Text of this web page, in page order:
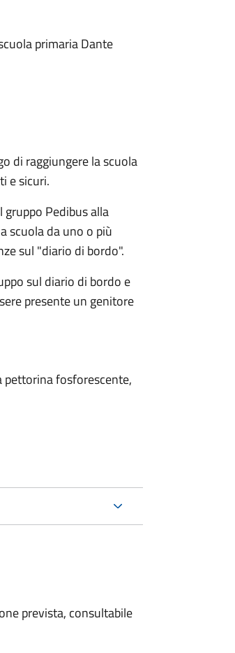
primaria Dante
di raggiungere la scuola
e sicuri.
Pedibus alla
scuola da uno o più
sul "diario di bordo".
sul diario di bordo e
presente un genitore
pettorina fosforescente,
prevista, consultabile